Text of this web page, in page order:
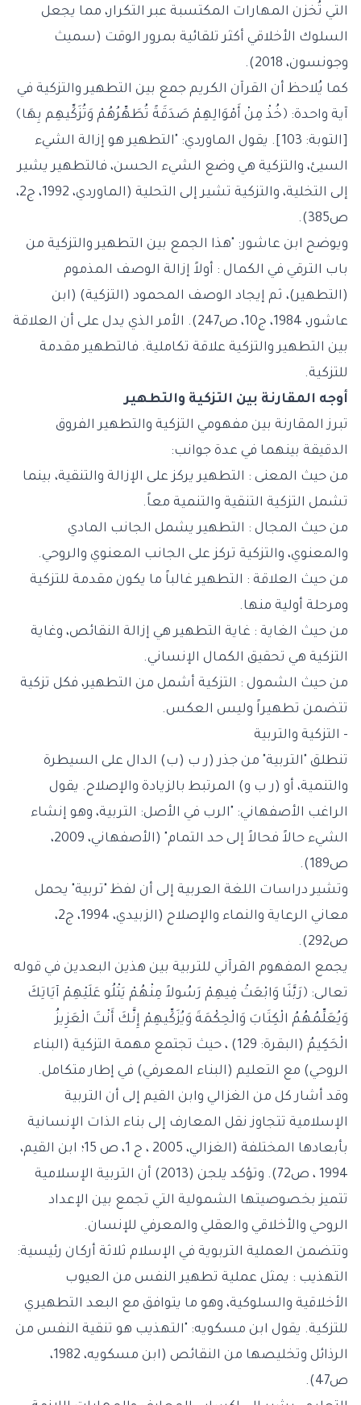
التي تُخزن المهارات المكتسبة عبر التكرار، مما يجعل
السلوك الأخلاقي أكثر تلقائية بمرور الوقت (سميث
وجونسون، 2018).
كما يُلاحظ أن القرآن الكريم جمع بين التطهير والتزكية في
آية واحدة: ﴿خُذْ مِنْ أَمْوَالِهِمْ صَدَقَةً تُطَهِّرُهُمْ وَتُزَكِّيهِم بِهَا﴾
[التوبة: 103]. يقول الماوردي: "التطهير هو إزالة الشيء
السيئ، والتزكية هي وضع الشيء الحسن، فالتطهير يشير
إلى التخلية، والتزكية تشير إلى التحلية (الماوردي، 1992، ج2،
ص385).
ويوضح ابن عاشور: "هذا الجمع بين التطهير والتزكية من
باب الترقي في الكمال : أولاً إزالة الوصف المذموم
(التطهير)، ثم إيجاد الوصف المحمود (التزكية) (ابن
عاشور، 1984، ج10، ص247). الأمر الذي يدل على أن العلاقة
بين التطهير والتزكية علاقة تكاملية. فالتطهير مقدمة
للتزكية.
أوجه المقارنة بين التزكية والتطهير
تبرز المقارنة بين مفهومي التزكية والتطهير الفروق
الدقيقة بينهما في عدة جوانب:
من حيث المعنى : التطهير يركز على الإزالة والتنقية، بينما
تشمل التزكية التنقية والتنمية معاً.
من حيث المجال : التطهير يشمل الجانب المادي
والمعنوي، والتزكية تركز على الجانب المعنوي والروحي.
من حيث العلاقة : التطهير غالباً ما يكون مقدمة للتزكية
ومرحلة أولية منها.
من حيث الغاية : غاية التطهير هي إزالة النقائص، وغاية
التزكية هي تحقيق الكمال الإنساني.
من حيث الشمول : التزكية أشمل من التطهير، فكل تزكية
تتضمن تطهيراً وليس العكس.
- التزكية والتربية
تنطلق "التربية" من جذر (ر ب (ب) الدال على السيطرة
والتنمية، أو (ر ب و) المرتبط بالزيادة والإصلاح. يقول
الراغب الأصفهاني: "الرب في الأصل: التربية، وهو إنشاء
الشيء حالاً فحالاً إلى حد التمام" (الأصفهاني، 2009،
ص189).
وتشير دراسات اللغة العربية إلى أن لفظ "تربية" يحمل
معاني الرعاية والنماء والإصلاح (الزبيدي، 1994، ج2،
ص292).
يجمع المفهوم القرآني للتربية بين هذين البعدين في قوله
تعالى: ﴿رَبَّنَا وَابْعَثْ فِيهِمْ رَسُولاً مِنْهُمْ يَتْلُو عَلَيْهِمْ آيَاتِكَ
وَيُعَلِّمُهُمُ الْكِتَابَ وَالْحِكْمَةَ وَيُزَكِّيهِمْ إِنَّكَ أَنْتَ الْعَزِيزُ
الْحَكِيمُ (البقرة: 129) ، حيث تجتمع مهمة التزكية (البناء
الروحي) مع التعليم (البناء المعرفي) في إطار متكامل.
وقد أشار كل من الغزالي وابن القيم إلى أن التربية
الإسلامية تتجاوز نقل المعارف إلى بناء الذات الإنسانية
بأبعادها المختلفة (الغزالي، 2005 ، ج 1، ص 15؛ ابن القيم،
1994 ، ص72). وتؤكد يلجن (2013) أن التربية الإسلامية
تتميز بخصوصيتها الشمولية التي تجمع بين الإعداد
الروحي والأخلاقي والعقلي والمعرفي للإنسان.
وتتضمن العملية التربوية في الإسلام ثلاثة أركان رئيسية:
التهذيب : يمثل عملية تطهير النفس من العيوب
الأخلاقية والسلوكية، وهو ما يتوافق مع البعد التطهيري
للتزكية. يقول ابن مسكويه: "التهذيب هو تنقية النفس من
الرذائل وتخليصها من النقائص (ابن مسكويه، 1982،
ص47).